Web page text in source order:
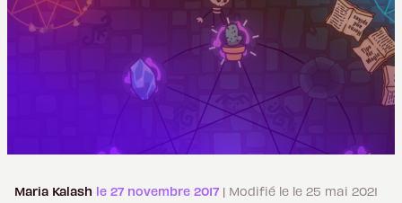
Maria Kalash le 27 novembre 2017 | Modifié le le 25 mai 2021